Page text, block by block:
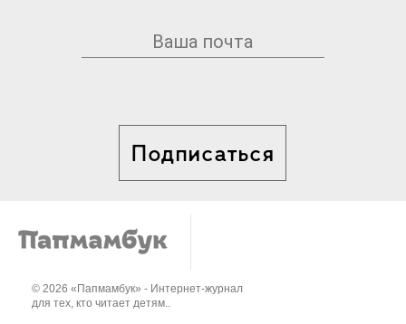
Подписаться
© 2026 «Папмамбук» - Интернет-журнал
для тех, кто читает детям..